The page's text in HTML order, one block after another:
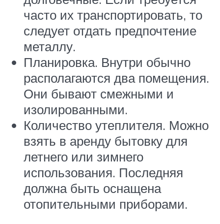
часто их транспортировать, то
следует отдать предпочтение
металлу.
Планировка. Внутри обычно
располагаются два помещения.
Они бывают смежными и
изолированными.
Количество утеплителя. Можно
взять в аренду бытовку для
летнего или зимнего
использования. Последняя
должна быть оснащена
отопительными приборами.